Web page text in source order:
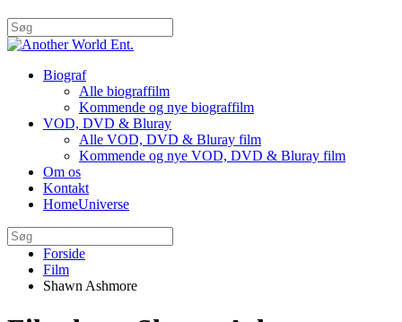
Biograf
Alle biograffilm
Kommende og nye biograffilm
VOD, DVD & Bluray
Alle VOD, DVD & Bluray film
Kommende og nye VOD, DVD & Bluray film
Om os
Kontakt
HomeUniverse
Forside
Film
Shawn Ashmore